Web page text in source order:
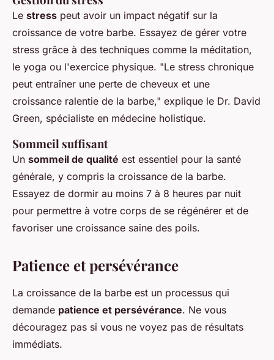
Le stress peut avoir un impact négatif sur la
croissance de votre barbe. Essayez de gérer votre
stress grâce à des techniques comme la méditation,
le yoga ou l'exercice physique. "Le stress chronique
peut entraîner une perte de cheveux et une
croissance ralentie de la barbe," explique le Dr. David
Green, spécialiste en médecine holistique.
Sommeil suffisant
Un sommeil de qualité est essentiel pour la santé
générale, y compris la croissance de la barbe.
Essayez de dormir au moins 7 à 8 heures par nuit
pour permettre à votre corps de se régénérer et de
favoriser une croissance saine des poils.
Patience et persévérance
La croissance de la barbe est un processus qui
demande patience et persévérance. Ne vous
découragez pas si vous ne voyez pas de résultats
immédiats.